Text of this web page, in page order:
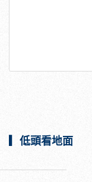
▎低頭看地面